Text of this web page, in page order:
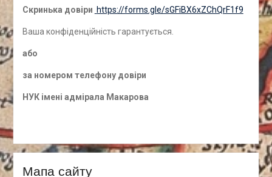
Скринька довіри https://forms.gle/sGFiBX6xZChQrF1f9
Ваша конфіденційність гарантується.
або
за номером телефону довіри
НУК імені адмірала Макарова
Мапа сайту